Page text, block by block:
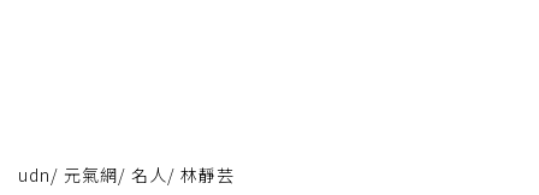
udn/ 元氣網/ 名人/ 林靜芸